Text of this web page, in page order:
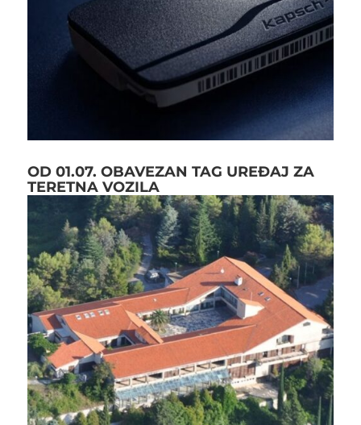
OD 01.07. OBAVEZAN TAG UREĐAJ ZA
TERETNA VOZILA